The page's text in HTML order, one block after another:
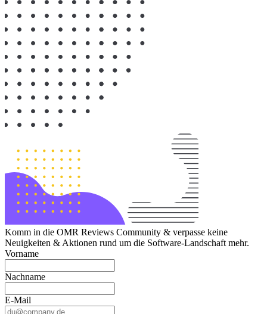
Komm in die OMR Reviews Community & verpasse keine
Neuigkeiten & Aktionen rund um die Software-Landschaft mehr.
Vorname
Nachname
E-Mail